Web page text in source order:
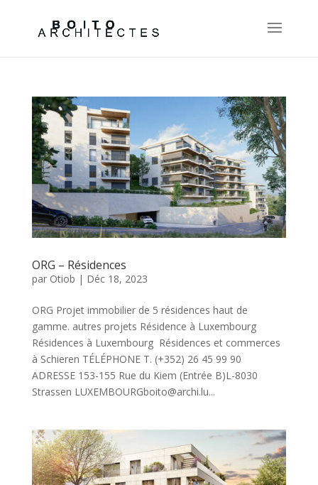
ORG – Résidences
par Otiob | Déc 18, 2023
ORG Projet immobilier de 5 résidences haut de
gamme. autres projets Résidence à Luxembourg
Résidences à Luxembourg Résidences et commerces
à Schieren TÉLÉPHONE T. (+352) 26 45 99 90
ADRESSE 153-155 Rue du Kiem (Entrée B)L-8030
Strassen LUXEMBOURGboito@archi.lu...